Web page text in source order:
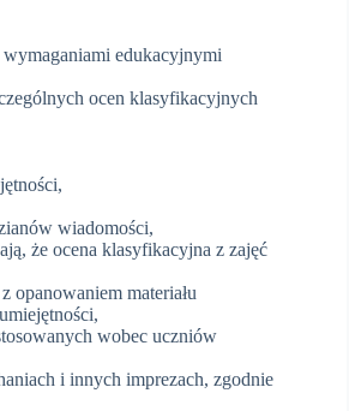
wymaganiami edukacyjnymi
ocen klasyfikacyjnych
wiadomości,
że ocena klasyfikacyjna z zajęć
opanowaniem materiału
wobec uczniów
i innych imprezach, zgodnie